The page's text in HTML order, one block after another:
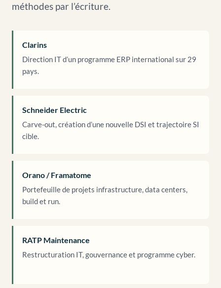
méthodes par l’écriture.
Clarins
Direction IT d’un programme ERP international sur 29
pays.
Schneider Electric
Carve-out, création d’une nouvelle DSI et trajectoire SI
cible.
Orano / Framatome
Portefeuille de projets infrastructure, data centers,
build et run.
RATP Maintenance
Restructuration IT, gouvernance et programme cyber.